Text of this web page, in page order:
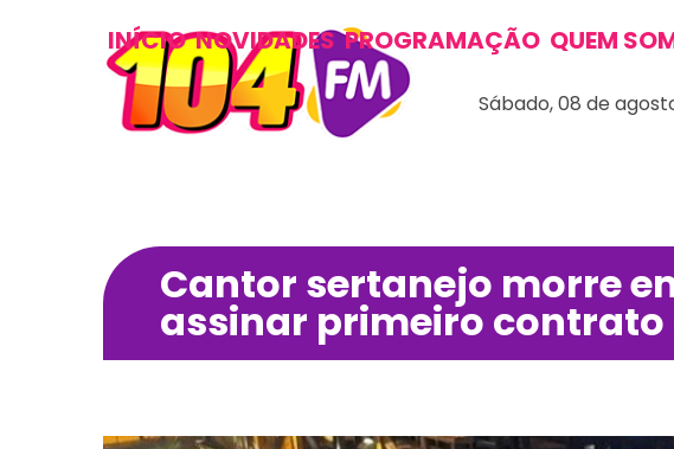
INÍCIO NOVIDADES PROGRAMAÇÃO QUEM
Sábado, 08 de
Cantor sertanejo morre
assinar primeiro